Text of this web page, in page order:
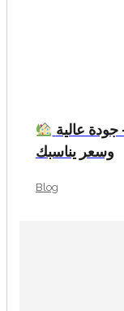
وسعر يناسبك
Blog